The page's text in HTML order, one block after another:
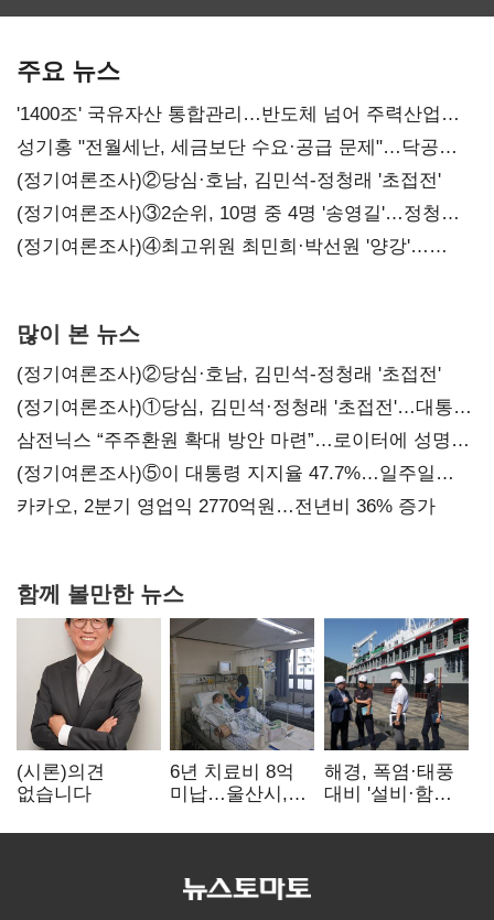
주요 뉴스
'1400조' 국유자산 통합관리…반도체 넘어 주력산업
구조혁신
성기홍 "전월세난, 세금보단 수요·공급 문제"…닥공
시사
(정기여론조사)②당심·호남, 김민석-정청래 '초접전'
(정기여론조사)③2순위, 10명 중 4명 '송영길'…정청래
'한 자릿수'
(정기여론조사)④최고위원 최민희·박선원 '양강'…
많이 본 뉴스
(정기여론조사)②당심·호남, 김민석-정청래 '초접전'
(정기여론조사)①당심, 김민석·정청래 '초접전'…대통령
지지도 '50% 아래로'(종합)
삼전닉스 “주주환원 확대 방안 마련”…로이터에 성명
보내
(정기여론조사)⑤이 대통령 지지율 47.7%…일주일
만에 다시 40%대
카카오, 2분기 영업익 2770억원…전년비 36% 증가
함께 볼만한 뉴스
(시론)의견
없습니다
6년 치료비 8억
미납…울산시,
대응 매뉴얼
해경, 폭염·태풍
대비 '설비·함정'